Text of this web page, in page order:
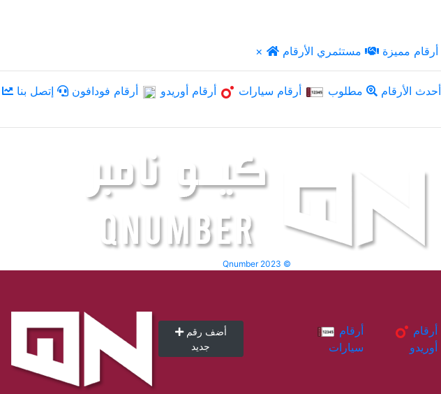
× أرقام مميزة مستثمري الأرقام
أحدث الأرقام مطلوب أرقام سيارات أرقام أوريدو أرقام فودافون إتصل بنا
Qnumber 2023 ©
أضف رقم
جديد
سيارات
أوريدو